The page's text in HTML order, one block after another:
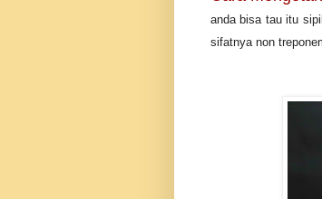
anda bisa tau itu
sifatnya non